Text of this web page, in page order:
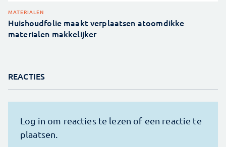
MATERIALEN
Huishoudfolie maakt verplaatsen atoomdikke
materialen makkelijker
REACTIES